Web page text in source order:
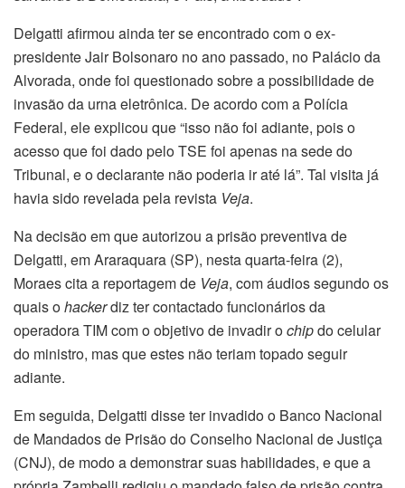
Delgatti afirmou ainda ter se encontrado com o ex-
presidente Jair Bolsonaro no ano passado, no Palácio da
Alvorada, onde foi questionado sobre a possibilidade de
invasão da urna eletrônica. De acordo com a Polícia
Federal, ele explicou que “isso não foi adiante, pois o
acesso que foi dado pelo TSE foi apenas na sede do
Tribunal, e o declarante não poderia ir até lá”. Tal visita já
havia sido revelada pela revista Veja.
Na decisão em que autorizou a prisão preventiva de
Delgatti, em Araraquara (SP), nesta quarta-feira (2),
Moraes cita a reportagem de Veja, com áudios segundo os
quais ohackerdiz ter contactado funcionários da
operadora TIM com o objetivo de invadir ochipdo celular
do ministro, mas que estes não teriam topado seguir
adiante.
Em seguida, Delgatti disse ter invadido o Banco Nacional
de Mandados de Prisão do Conselho Nacional de Justiça
(CNJ), de modo a demonstrar suas habilidades, e que a